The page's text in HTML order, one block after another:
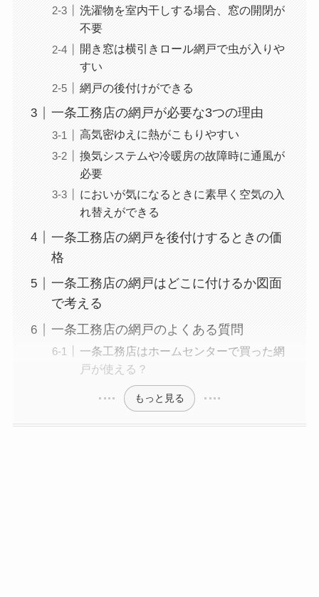
洗濯物を室内干しする場合、窓の開閉が
不要
開き窓は横引きロール網戸で虫が入りや
すい
網戸の後付けができる
一条工務店の網戸が必要な3つの理由
高気密ゆえに熱がこもりやすい
換気システムや冷暖房の故障時に通風が
必要
においが気になるときに素早く空気の入
れ替えができる
一条工務店の網戸を後付けするときの価
格
一条工務店の網戸はどこに付けるか図面
で考える
一条工務店の網戸のよくある質問
一条工務店はホームセンターで買った網
戸が使える？
もっと見る